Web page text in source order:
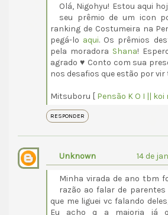
Olá, Nigohyu! Estou aqui
seu prêmio de um icon
ranking de Costumeira na
pegá-lo aqui. Os prêmios
pela moradora Shana!
agrado ♥ Conto com sua
nos desafios que estão por
Mitsuboru [ Pensão K O I ||
RESPONDER
Unknown 14 de
Minha virada de ano tbm
razão ao falar de parentes
que me liguei vc falando
Eu acho q a maioria já